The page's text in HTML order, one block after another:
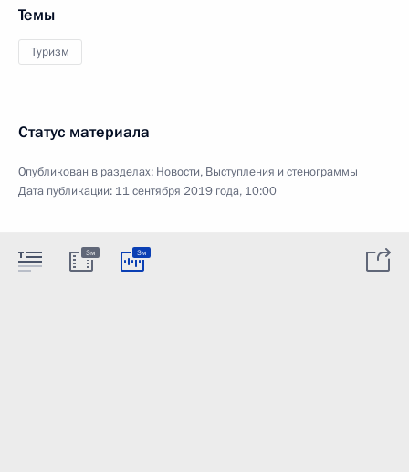
Темы
Туризм
Статус материала
Опубликован в разделах: Новости, Выступления и стенограммы
Дата публикации: 11 сентября 2019 года, 10:00
3м 3м